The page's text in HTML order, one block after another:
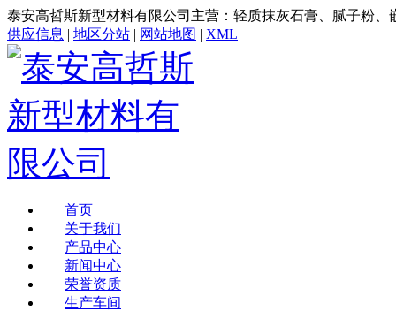
泰安高哲斯新型材料有限公司主营：轻质抹灰石膏、腻子粉
供应信息 | 地区分站 | 网站地图 | XML
首页
关于我们
产品中心
新闻中心
荣誉资质
生产车间